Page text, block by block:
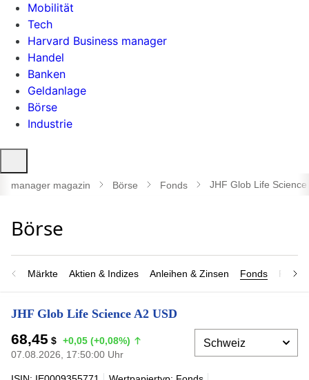
Mobilität
Tech
Harvard Business manager
Handel
Banken
Geldanlage
Börse
Industrie
öffnen
manager magazin Börse Fonds JHF Glob Life Science
Märkte Aktien & Indizes Anleihen & Zinsen Fonds
JHF Glob Life Science A2 USD
68,45 $ +0,05 (+0,08%)
07.08.2026, 17:50:00 Uhr